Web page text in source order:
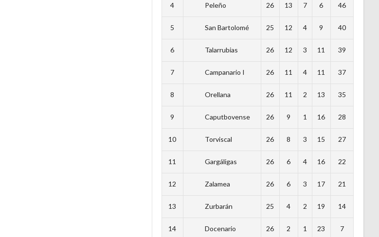
4 Peleño 26 13 7 6 46
5 San Bartolomé 25 12 4 9 40
6 Talarrubias 26 12 3 11 39
7 Campanario I 26 11 4 11 37
8 Orellana 26 11 2 13 35
9 Caputbovense 26 9 1 16 28
10 Torviscal 26 8 3 15 27
11 Gargáligas 26 6 4 16 22
12 Zalamea 26 6 3 17 21
13 Zurbarán 25 4 2 19 14
14 Docenario 26 2 1 23 7